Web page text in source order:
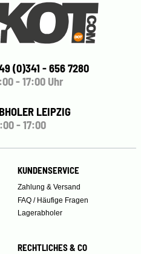
(0)341 - 656 7280
- 17:00 Uhr
LEIPZIG
- 17:00
KUNDENSERVICE
Zahlung & Versand
FAQ / Häufige Fragen
Lagerabholer
RECHTLICHES & CO